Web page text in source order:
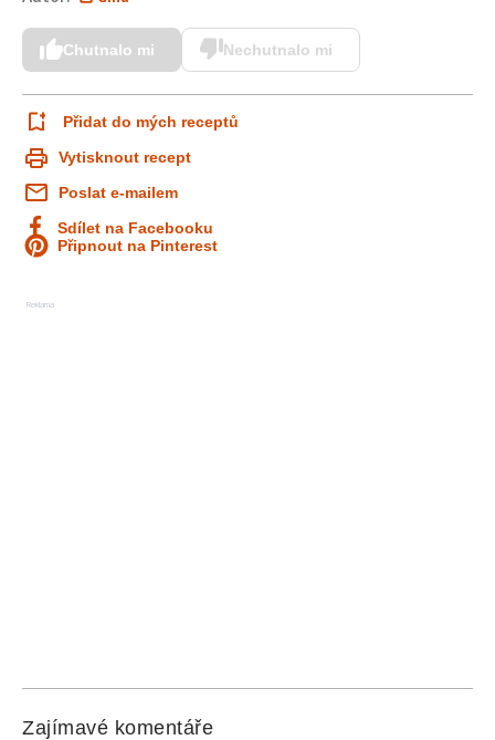
Chutnalo mi Nechutnalo mi
Přidat do mých receptů
Vytisknout recept
Poslat e-mailem
Sdílet na Facebooku
Připnout na Pinterest
Reklama
Zajímavé komentáře